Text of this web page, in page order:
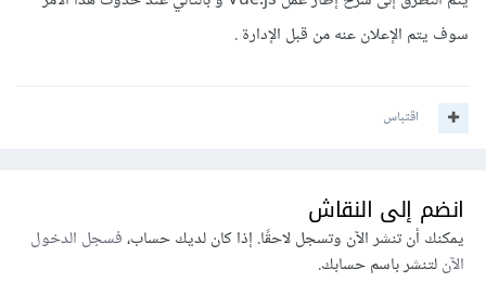
سوف يتم الإعلان عنه من قبل الإدارة .
اقتباس
انضم إلى النقاش
يمكنك أن تنشر الآن وتسجل لاحقًا. إذا كان لديك حساب،فسجل الدخول
الآنلتنشر باسم حسابك.